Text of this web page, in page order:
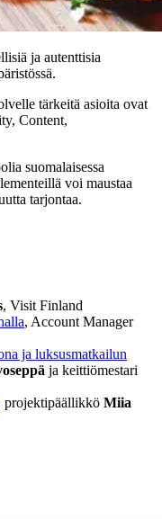
ja autenttisia
tärkeitä asioita ovat
Content,
suomalaisessa
voi maustaa
tarjontaa.
, Visit Finland
, Account Manager
ja luksusmatkailun
ja keittiömestari
projektipäällikkö Miia